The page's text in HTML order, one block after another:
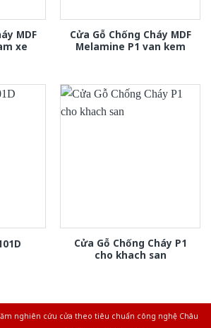
MDF
xe
Cửa Gỗ Chống Cháy MDF
Melamine P1 van kem
Cửa Gỗ Chống Cháy P1
cho khach san
nghiên cứu cửa theo tiêu chuẩn công nghệ Châu